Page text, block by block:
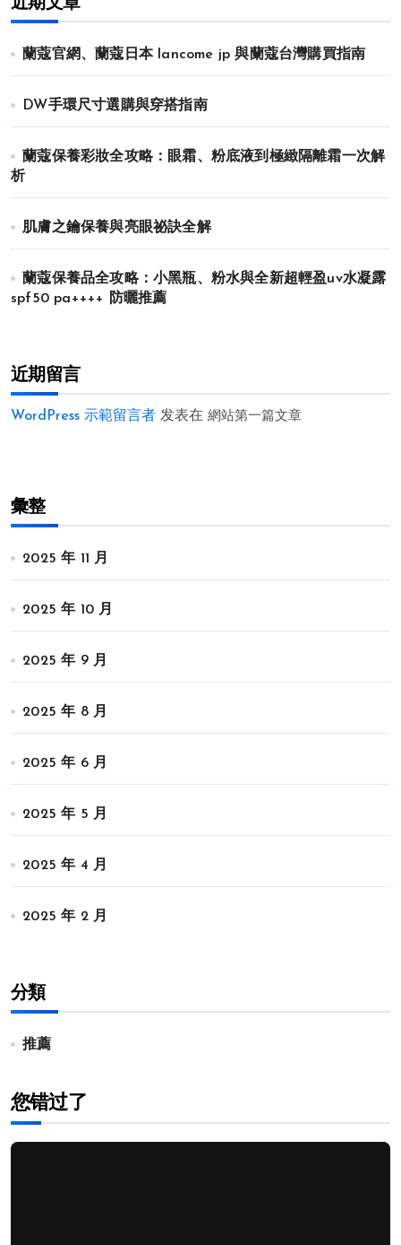
近期文章
蘭蔻官網、蘭蔻日本 lancome jp 與蘭蔻台灣購買指南
DW手環尺寸選購與穿搭指南
蘭蔻保養彩妝全攻略：眼霜、粉底液到極緻隔離霜一次解
析
肌膚之鑰保養與亮眼祕訣全解
蘭蔻保養品全攻略：小黑瓶、粉水與全新超輕盈uv水凝露
spf50 pa++++ 防曬推薦
近期留言
WordPress 示範留言者 发表在 網站第一篇文章
彙整
2025 年 11 月
2025 年 10 月
2025 年 9 月
2025 年 8 月
2025 年 6 月
2025 年 5 月
2025 年 4 月
2025 年 2 月
分類
推薦
您错过了